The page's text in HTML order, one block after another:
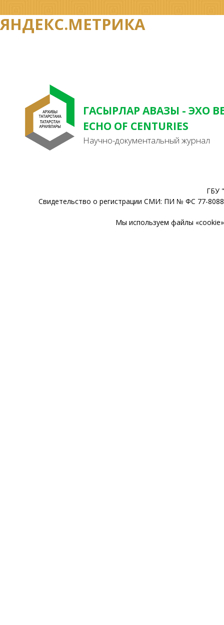
ЯНДЕКС.МЕТРИКА
ГАСЫРЛАР АВАЗЫ - ЭХО
ECHO OF CENTURIES
Научно-документальный журнал
ГБУ
Свидетельство о регистрации СМИ: ПИ № ФС 77-
Мы используем файлы «cookie»